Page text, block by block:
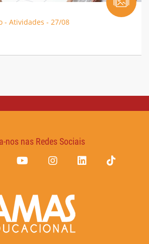
- Atividades - 27/08
nos nas Redes Sociais